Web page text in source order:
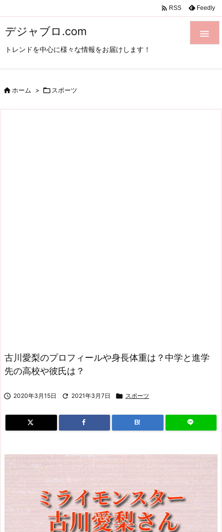
デジャブロ.com
トレンドを中心に様々な情報をお届けします！

 RSS Feedly
ホーム >  スポーツ
古川愛梨のプロフィールや身長体重は？中学と進学
先の高校や彼氏は？
 2020年3月15日  2021年3月7日  スポーツ
B!